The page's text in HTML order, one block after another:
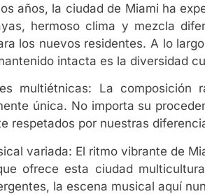
años, la ciudad de Miami ha
hermoso clima y mezcla
los nuevos residentes. A lo
intacta es la diversidad
multiétnicas: La
única. No importa su
respetados por nuestras
variada: El ritmo vibrante de
ofrece esta ciudad
la escena musical aquí